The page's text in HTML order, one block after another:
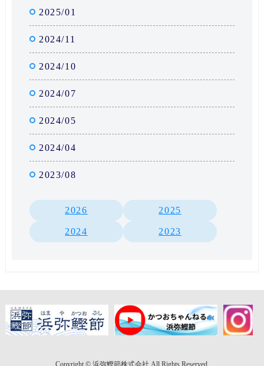
2025/01
2024/11
2024/10
2024/07
2024/05
2024/04
2023/08
2026 2025
2024 2023
Copyright © 浜弥鰹節株式会社 All Rights Reserved.